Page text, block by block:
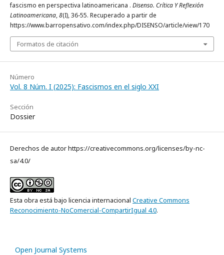
fascismo en perspectiva latinoamericana . Disenso. Crítica Y Reflexión
Latinoamericana,8(I), 36-55. Recuperado a partir de
https://www.barropensativo.com/index.php/DISENSO/article/view/170
Formatos de citación
Número
Vol. 8 Núm. I (2025): Fascismos en el siglo XXI
Sección
Dossier
Derechos de autor https://creativecommons.org/licenses/by-nc-
sa/4.0/
Esta obra está bajo licencia internacional Creative Commons
Reconocimiento-NoComercial-CompartirIgual 4.0.
Open Journal Systems